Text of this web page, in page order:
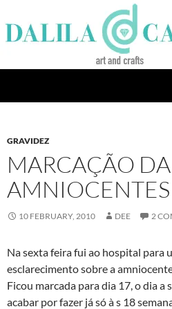
to
content
GRAVIDEZ
MARCAÇÃO DA
10 FEBRUARY, 2010 DEE 2
Na sexta feira fui ao hospital para
esclarecimento sobre a
Ficou marcada para dia 17, o dia a
acabar por fazer já só à s 18